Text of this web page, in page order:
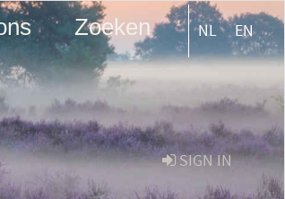
Zoeken NL EN
SIGN IN